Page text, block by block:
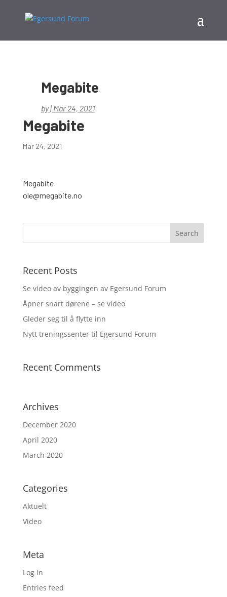
Megabite
by| Mar 24, 2021
Megabite
Mar 24, 2021
Megabite
ole@megabite.no
Recent Posts
Se video av byggingen av Egersund Forum
Åpner snart dørene – se video
Gleder seg til å flytte inn
Nytt treningssenter til Egersund Forum
Recent Comments
Archives
December 2020
April 2020
March 2020
Categories
Aktuelt
Video
Meta
Log in
Entries feed